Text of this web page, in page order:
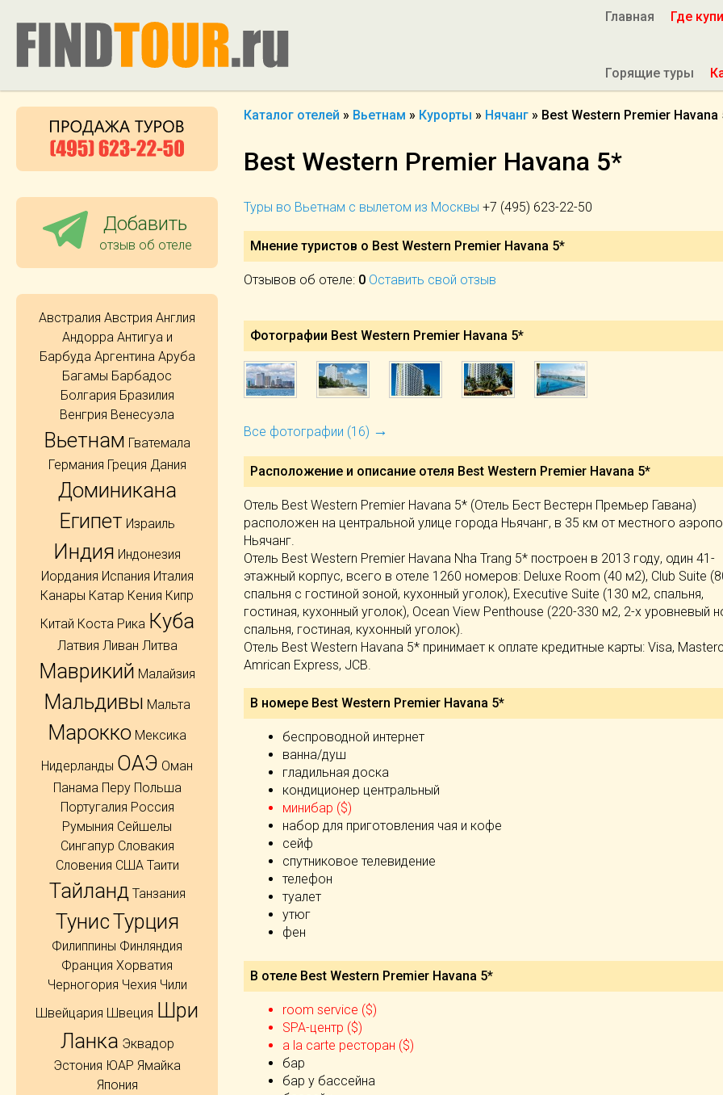
Главная Где
Горящие туры
Каталог отелей » Вьетнам » Курорты » Нячанг » Best Western Premier Havana
Best Western Premier Havana 5*
Туры во Вьетнам с вылетом из Москвы +7 (495) 623-22-50
Мнение туристов о Best Western Premier Havana 5*
Отзывов об отеле: 0 Оставить свой отзыв
Фотографии Best Western Premier Havana 5*
Все фотографии (16) →
Расположение и описание отеля Best Western Premier Havana 5*
Отель Best Western Premier Havana 5* (Отель Бест Вестерн Премьер Гавана)
расположен на центральной улице города Ньячанг, в 35 км от местного
Ньячанг.
Отель Best Western Premier Havana Nha Trang 5* построен в 2013 году, один 41-
этажный корпус, всего в отеле 1260 номеров: Deluxe Room (40 м2), Club Suite
спальня с гостиной зоной, кухонный уголок), Executive Suite (130 м2, спальня,
гостиная, кухонный уголок), Ocean View Penthouse (220-330 м2, 2-х уровневый
спальня, гостиная, кухонный уголок).
Отель Best Western Havana 5* принимает к оплате кредитные карты: Visa,
Amrican Express, JCB.
В номере Best Western Premier Havana 5*
беспроводной интернет
ванна/душ
гладильная доска
кондиционер центральный
минибар ($)
набор для приготовления чая и кофе
сейф
спутниковое телевидение
телефон
туалет
утюг
фен
В отеле Best Western Premier Havana 5*
room service ($)
SPA-центр ($)
а la carte ресторан ($)
бар
бар у бассейна
Добавить
отзыв об отеле
Австралия Австрия Англия
Андорра Антигуа и
Барбуда Аргентина Аруба
Багамы Барбадос
Болгария Бразилия
Венгрия Венесуэла
Вьетнам Гватемала
Германия Греция Дания
Доминикана
Египет Израиль
Индия Индонезия
Иордания Испания Италия
Канары Катар Кения Кипр
Китай Коста Рика Куба
Латвия Ливан Литва
Маврикий Малайзия
Мальдивы Мальта
Марокко Мексика
Нидерланды ОАЭ Оман
Панама Перу Польша
Португалия Россия
Румыния Сейшелы
Сингапур Словакия
Словения США Таити
Тайланд Танзания
ТунисТурция
Филиппины Финляндия
Франция Хорватия
Черногория Чехия Чили
Швейцария Швеция Шри
Ланка Эквадор
Эстония ЮАР Ямайка
Япония